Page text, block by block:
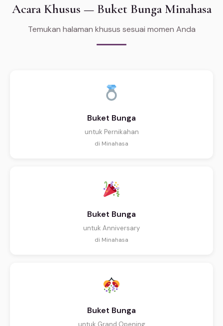
Acara Khusus — Buket Bunga Minahasa
Temukan halaman khusus sesuai momen Anda
Buket Bunga
untuk Pernikahan
di Minahasa
Buket Bunga
untuk Anniversary
di Minahasa
Buket Bunga
untuk Grand Opening